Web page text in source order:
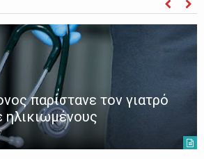
παρίστανε τον γιατρό
ηλικιωμένους